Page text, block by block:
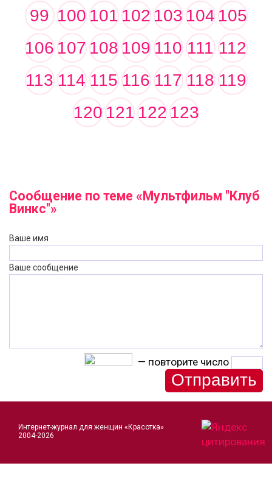
99 100101102103104105
106107108109110 111 112
113 114 115 116 117 118 119
120121122123
Сообщение по теме «Мультфильм "Клуб
Винкс"»
Ваше имя
Ваше сообщение
— повторите число
Интернет-журнал для женщин «Красотка»
2004-2026